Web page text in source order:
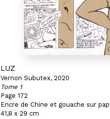
LUZ
Vernon Subutex, 2020
Tome 1
Page 172
Encre de Chine et gouache sur
41,8 x 29 cm